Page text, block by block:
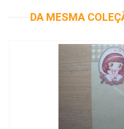
DA MESMA